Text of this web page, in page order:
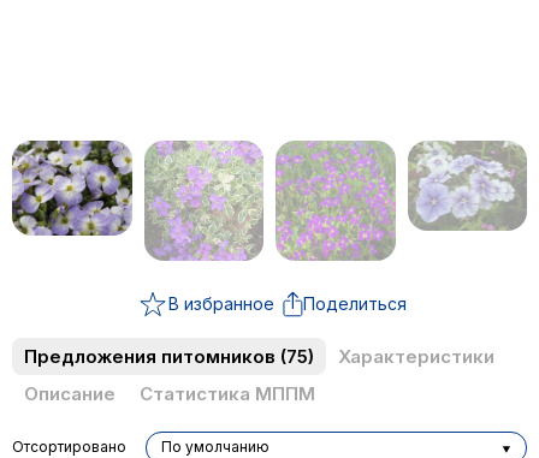
В избранное Поделиться
Предложения питомников (75)
Характеристики
Описание
Статистика МППМ
Отсортировано По умолчанию